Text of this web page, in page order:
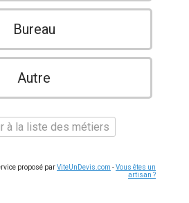
Bureau
Autre
à la liste des métiers
proposé parViteUnDevis.com -Vous êtes un
artisan ?